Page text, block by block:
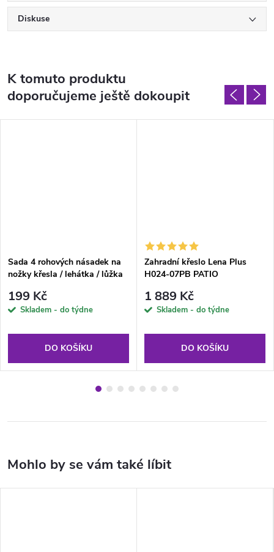
Diskuse
K tomuto produktu
doporučujeme ještě dokoupit
Sada 4 rohových násadek na
nožky křesla / lehátka / lůžka
199 Kč
Skladem - do týdne
DO KOŠÍKU
Zahradní křeslo Lena Plus
H024-07PB PATIO
1 889 Kč
Skladem - do týdne
DO KOŠÍKU